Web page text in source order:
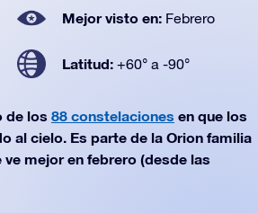
Mejor visto en: Febrero
Latitud: +60° a -90°
de los 88 constelaciones en que los
al cielo. Es parte de la Orion familia
mejor en febrero (desde las